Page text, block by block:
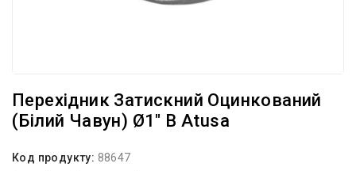
Перехідник Затискний Оцинкований
(білий Чавун) Ø1″ В Atusa
Код продукту: 88647